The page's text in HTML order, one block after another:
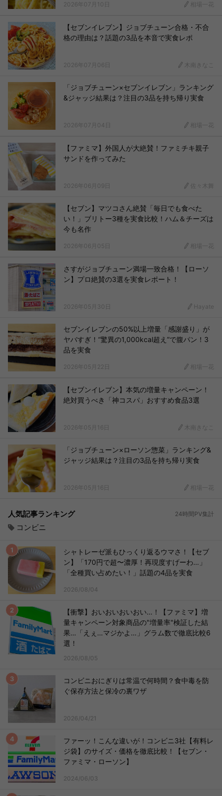
2026年07月10日 相場一花
【セブンイレブン】ジョブチューン合格・不合
格の理由は？話題の3品を本音で実食レポ
2026年07月06日 木南きなこ
「ジョブチューン×セブンイレブン」ランキング
&ジャッジ結果は？注目の3品を持ち帰り実食
2026年07月04日 相場一花
【ファミマ】外国人が大絶賛！ファミチキ親子
サンドを作ってみた
2026年06月09日 佐々木舞
【セブン】マツコさん絶賛「毎日でも食べた
い！」ブリトー3種を実食比較！ハム＆チーズは
今も名作
2026年06月05日 相場一花
さすがジョブチューン満場一致合格！【ローソ
ン】プロ絶賛の3選を実食レポート！
2026年05月30日 Hayate
セブンイレブンの50%以上増量「感謝盛り」が
ヤバすぎ！“驚異の1,000kcal超え”で腹パン！3
品を実食
2026年05月22日 相場一花
【セブンイレブン】本気の増量キャンペーン！
絶対買うべき「神コスパ」おすすめ食品3選
2026年05月16日 木南きなこ
「ジョブチューン×ローソン惣菜」ランキング&
ジャッジ結果は？注目の3品を持ち帰り実食
2026年05月16日 相場一花
人気記事ランキング 24時間PV集計
コンビニ
シャトレーゼ派もひっくり返るウマさ！【セブ
ン】「170円で超〜濃厚！再現度すげーわ…」
「全種買い占めたい！」話題の4品を実食
2026/08/04
【衝撃】おいおいおいおい…！【ファミマ】増
量キャンペーン対象商品の"増量率"検証した結
果…「えぇ…マジかよ…」グラム数で徹底比較6
選！
2026/08/05
コンビニおにぎりは常温で何時間？食中毒を防
ぐ保存方法と保冷の裏ワザ
2026/04/21
ファーッ！こんな違いが！コンビニ3社【有料レ
ジ袋】のサイズ・価格を徹底比較！【セブン・
ファミマ・ローソン】
2024/06/03